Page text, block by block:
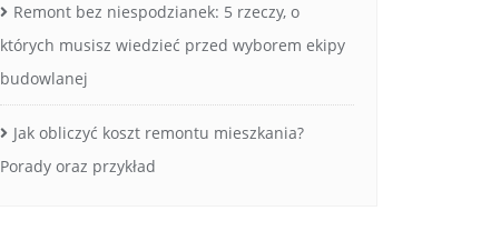
Remont bez niespodzianek: 5 rzeczy, o
których musisz wiedzieć przed wyborem ekipy
budowlanej
Jak obliczyć koszt remontu mieszkania?
Porady oraz przykład